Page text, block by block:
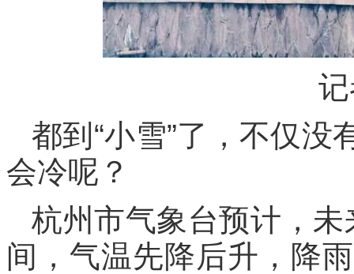
都到“小雪”了，不仅
会冷呢？
杭州市气象台预计，
间，气温先降后升，降